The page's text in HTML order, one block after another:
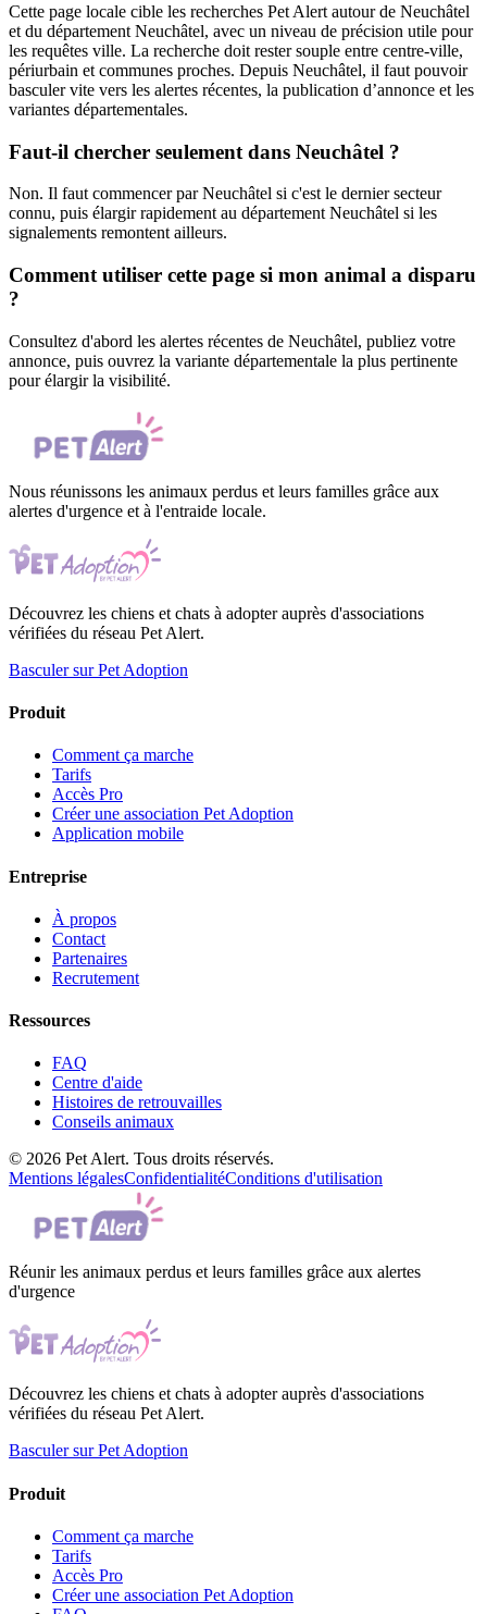
Cette page locale cible les recherches Pet Alert autour de Neuchâtel
et du département Neuchâtel, avec un niveau de précision utile pour
les requêtes ville. La recherche doit rester souple entre centre-ville,
périurbain et communes proches. Depuis Neuchâtel, il faut pouvoir
basculer vite vers les alertes récentes, la publication d’annonce et les
variantes départementales.
Faut-il chercher seulement dans Neuchâtel ?
Non. Il faut commencer par Neuchâtel si c'est le dernier secteur
connu, puis élargir rapidement au département Neuchâtel si les
signalements remontent ailleurs.
Comment utiliser cette page si mon animal a disparu
?
Consultez d'abord les alertes récentes de Neuchâtel, publiez votre
annonce, puis ouvrez la variante départementale la plus pertinente
pour élargir la visibilité.
Nous réunissons les animaux perdus et leurs familles grâce aux
alertes d'urgence et à l'entraide locale.
Découvrez les chiens et chats à adopter auprès d'associations
vérifiées du réseau Pet Alert.
Basculer sur Pet Adoption
Produit
Comment ça marche
Tarifs
Accès Pro
Créer une association Pet Adoption
Application mobile
Entreprise
À propos
Contact
Partenaires
Recrutement
Ressources
FAQ
Centre d'aide
Histoires de retrouvailles
Conseils animaux
© 2026 Pet Alert. Tous droits réservés.
Mentions légalesConfidentialitéConditions d'utilisation
Réunir les animaux perdus et leurs familles grâce aux alertes
d'urgence
Découvrez les chiens et chats à adopter auprès d'associations
vérifiées du réseau Pet Alert.
Basculer sur Pet Adoption
Produit
Comment ça marche
Tarifs
Accès Pro
Créer une association Pet Adoption